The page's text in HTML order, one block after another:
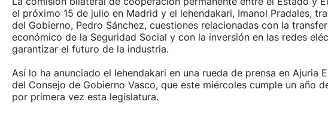
el próximo 15 de julio en Madrid y el lehendakari, Imanol Pradales,
del Gobierno, Pedro Sánchez, cuestiones relacionadas con la
económico de la Seguridad Social y con la inversión en las redes
garantizar el futuro de la industria.
Así lo ha anunciado el lehendakari en una rueda de prensa en Ajuria
del Consejo de Gobierno Vasco, que este miércoles cumple un año
por primera vez esta legislatura.